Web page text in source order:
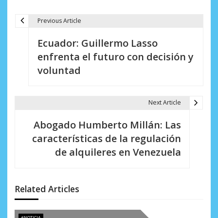
n
d
Previous Article
Ecuador: Guillermo Lasso
enfrenta el futuro con decisión y
voluntad
Next Article
Abogado Humberto Millán: Las
características de la regulación
de alquileres en Venezuela
Related Articles